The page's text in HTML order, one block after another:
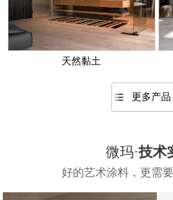
天然黏土
更多产品
微玛·技术
好的艺术涂料，更需